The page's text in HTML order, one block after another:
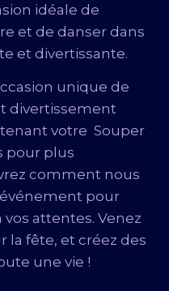
idéale de
et de danser dans
et divertissante.
unique de
divertissement
votre Souper
pour plus
comment nous
pour
attentes. Venez
la fête, et créez des
une vie !